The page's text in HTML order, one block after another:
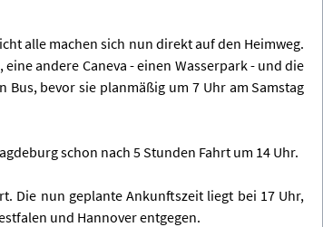
alle machen sich nun direkt auf den Heimweg.
andere Caneva - einen Wasserpark - und die
Bus, bevor sie planmäßig um 7 Uhr am Samstag
schon nach 5 Stunden Fahrt um 14 Uhr.
Die nun geplante Ankunftszeit liegt bei 17 Uhr,
und Hannover entgegen.